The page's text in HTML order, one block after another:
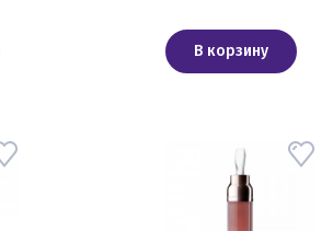
В корзину